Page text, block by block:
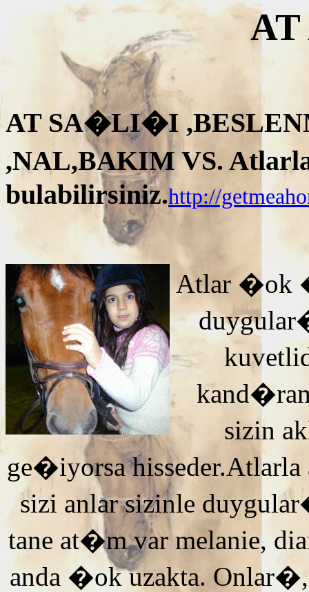
AT SA�LI�I
,NAL,BAKIM VS.
bulabilirsiniz.http://
Atlar �ok
sizin
ge�iyorsa
sizi anlar sizinle
tane at�m var melanie,
anda �ok uzakta.